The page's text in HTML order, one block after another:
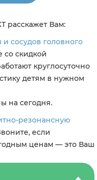
расскажет Вам:
сосудов головного
со скидкой
круглосуточно
детям в нужном
на сегодня.
резонансную
если
ценам — это Ваш